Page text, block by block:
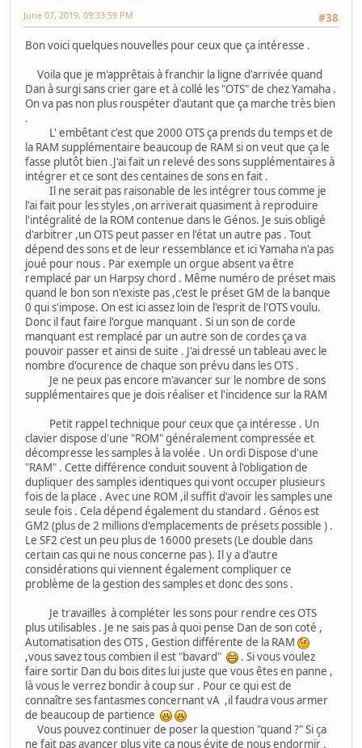
#38
June 07, 2019, 09:33:59 PM
Bon voici quelques nouvelles pour ceux que ça intéresse .
Voila que je m'apprêtais à franchir la ligne d'arrivée quand
Dan à surgi sans crier gare et à collé les "OTS" de chez Yamaha .
On va pas non plus rouspéter d'autant que ça marche très bien
.
L' embêtant c'est que 2000 OTS ça prends du temps et de
la RAM supplémentaire beaucoup de RAM si on veut que ça le
fasse plutôt bien .J'ai fait un relevé des sons supplémentaires à
intégrer et ce sont des centaines de sons en fait .
Il ne serait pas raisonable de les intégrer tous comme je
l'ai fait pour les styles ,on arriverait quasiment à reproduire
l'intégralité de la ROM contenue dans le Génos. Je suis obligé
d'arbitrer ,un OTS peut passer en l'état un autre pas . Tout
dépend des sons et de leur ressemblance et ici Yamaha n'a pas
joué pour nous . Par exemple un orgue absent va être
remplacé par un Harpsy chord . Même numéro de préset mais
quand le bon son n'existe pas ,c'est le préset GM de la banque
0 qui s'impose. On est ici assez loin de l'esprit de l'OTS voulu.
Donc il faut faire l'orgue manquant . Si un son de corde
manquant est remplacé par un autre son de cordes ça va
pouvoir passer et ainsi de suite . J'ai dressé un tableau avec le
nombre d'ocurence de chaque son prévu dans les OTS .
Je ne peux pas encore m'avancer sur le nombre de sons
supplémentaires que je dois réaliser et l'incidence sur la RAM
Petit rappel technique pour ceux que ça intéresse . Un
clavier dispose d'une "ROM" généralement compressée et
décompresse les samples à la volée . Un ordi Dispose d'une
"RAM" . Cette différence conduit souvent à l'obligation de
dupliquer des samples identiques qui vont occuper plusieurs
fois de la place . Avec une ROM ,il suffit d'avoir les samples une
seule fois . Cela dépend également du standard . Génos est
GM2 (plus de 2 millions d'emplacements de présets possible ) .
Le SF2 c'est un peu plus de 16000 presets (Le double dans
certain cas qui ne nous concerne pas ). Il y a d'autre
considérations qui viennent également compliquer ce
problème de la gestion des samples et donc des sons .
Je travailles à compléter les sons pour rendre ces OTS
plus utilisables . Je ne sais pas à quoi pense Dan de son coté ,
Automatisation des OTS , Gestion différente de la RAM
,vous savez tous combien il est "bavard"
. Si vous voulez
faire sortir Dan du bois dites lui juste que vous êtes en panne ,
là vous le verrez bondir à coup sur . Pour ce qui est de
connaître ses fantasmes concernant vA ,il faudra vous armer
de beaucoup de partience
Vous pouvez continuer de poser la question "quand ?" Si ça
ne fait pas avancer plus vite ça nous évite de nous endormir .